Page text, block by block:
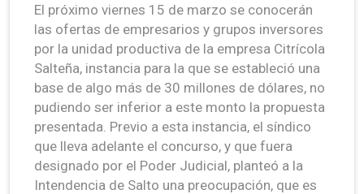
El próximo viernes 15 de marzo se conocerán
las ofertas de empresarios y grupos inversores
por la unidad productiva de la empresa Citrícola
Salteña, instancia para la que se estableció una
base de algo más de 30 millones de dólares, no
pudiendo ser inferior a este monto la propuesta
presentada. Previo a esta instancia, el síndico
que lleva adelante el concurso, y que fuera
designado por el Poder Judicial, planteó a la
Intendencia de Salto una preocupación, que es